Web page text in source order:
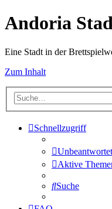
Andoria
Eine Stadt in der
Zum Inhalt
Schnellzugriff
Aktive
Suche